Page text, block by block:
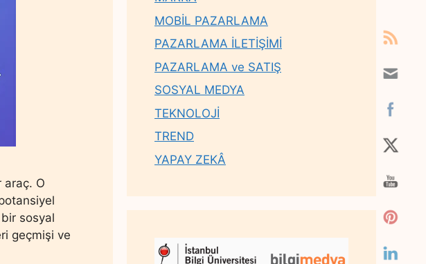
araç. O
sosyal
geçmişi ve
MOBİL PAZARLAMA
PAZARLAMA İLETİŞİMİ
PAZARLAMA ve SATIŞ
SOSYAL MEDYA
TEKNOLOJİ
TREND
YAPAY ZEKÂ